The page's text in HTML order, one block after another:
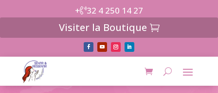
+ 32 4 250 14 27
Visiter la Boutique